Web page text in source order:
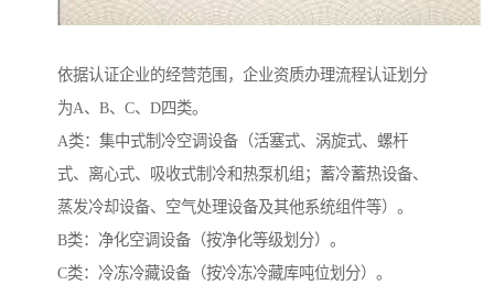
依据认证企业的经营范围，企业资质办理流程认证划分
为A、B、C、D四类。
A类：集中式制冷空调设备（活塞式、涡旋式、螺杆
式、离心式、吸收式制冷和热泵机组；蓄冷蓄热设备、
蒸发冷却设备、空气处理设备及其他系统组件等）。
B类：净化空调设备（按净化等级划分）。
C类：冷冻冷藏设备（按冷冻冷藏库吨位划分）。